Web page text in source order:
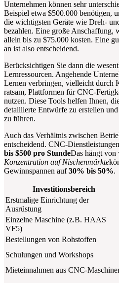
Unternehmen können sehr
Beispiel etwa $500.000 benötigen,
die wichtigsten Geräte wie Dreh-
bezahlen. Eine große
allein bis zu $75.000 kosten. Eine
an ist also entscheidend.
Berücksichtigen Sie dann die
Lernressourcen. Angehende
Lernen verbringen, vielleicht durch
ratsam, Plattformen für CNC-
nutzen. Diese Tools helfen Ihnen,
detaillierte Entwürfe zu erstellen
zu führen.
Auch das Verhältnis zwischen
entscheidend. CNC-
bis $500 pro StundeDas hängt von
Konzentration auf Nischenmärkte
Gewinnspannen auf30% bis 50%.
Investitionsbereich
Erstmalige Einrichtung der
Ausrüstung
Einzelne Maschine (z.B. HAAS
VF5)
Bestellungen von Rohstoffen
Schulungen und Workshops
Mieteinnahmen aus CNC-